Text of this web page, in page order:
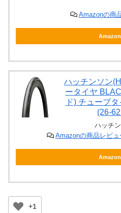
Amazonの商
Amazon
ハッチンソン
ータイヤ
ド) チューブ
(26-
ハッチ
Amazonの商品レビ
Amazon
+1